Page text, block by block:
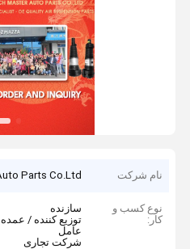
نام شرکت Parts Co.Ltd
نوع کسب و
کار:
سازنده
توزیع کننده / عمده
عامل
شرکت تجاری